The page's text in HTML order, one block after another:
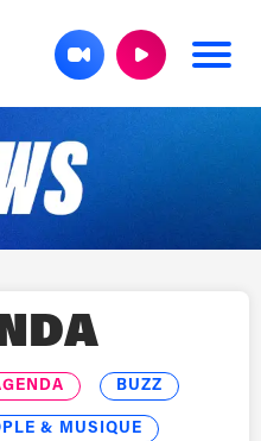
BUZZ
& MUSIQUE